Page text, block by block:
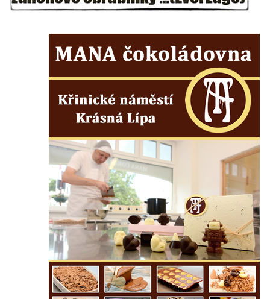
Budějovicích
Socha svaté Anny na nádvoří kláštera
dominikánů v Českých Budějovicích
Socha svatého Dominika na nádvoří
kláštera dominikánů v Českých
Sousoší Kalvárie před klášterem
dominikánů u Piaristického náměstí v
Českých Budějovicích
Socha svatého Václava u pramene v
Semilech
Pamětní deska Tomáše Garrigue Masaryka
na radnici v Českých Budějovicích
Pamětní deska na biskupské rezidenci v
Českých Budějovicích